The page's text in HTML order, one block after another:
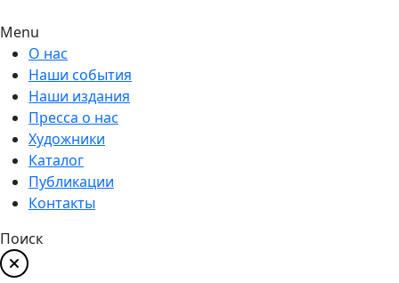
Menu
О нас
Наши события
Наши издания
Пресса о нас
Художники
Каталог
Публикации
Контакты
Поиск